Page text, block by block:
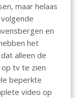
maar helaas
en
het
alleen de
tv te zien
beperkte
video op